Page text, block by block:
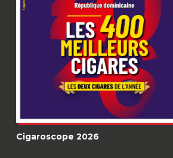
Cigaroscope 2026